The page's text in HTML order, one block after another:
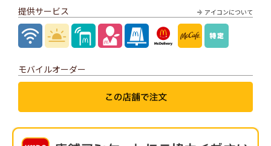
アイコンについて
提供サービス
モバイルオーダー